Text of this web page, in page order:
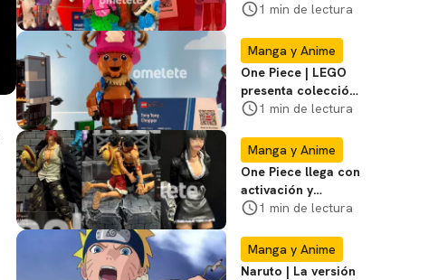
de LEGO durante la
fotos
1 min de lectura
Manga y Anime
One Piece | LEGO
presenta colección
de serie de la
Con
1 min de lectura
Manga y Anime
One Piece llega con
activación y
coleccionables a la
Con
1 min de lectura
Manga y Anime
Naruto | La versión